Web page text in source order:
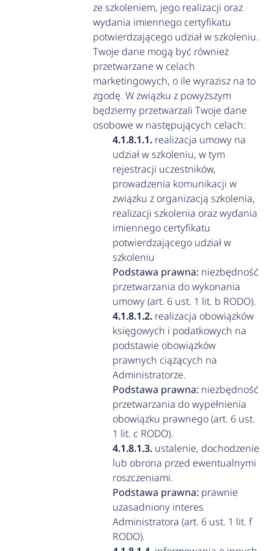
ze szkoleniem, jego realizacji oraz
wydania imiennego certyfikatu
potwierdzającego udział w szkoleniu.
Twoje dane mogą być również
przetwarzane w celach
marketingowych, o ile wyrazisz na to
zgodę. W związku z powyższym
będziemy przetwarzali Twoje dane
osobowe w następujących celach:
realizacja umowy na
udział w szkoleniu, w tym
rejestracji uczestników,
prowadzenia komunikacji w
związku z organizacją szkolenia,
realizacji szkolenia oraz wydania
imiennego certyfikatu
potwierdzającego udział w
szkoleniu
Podstawa prawna: niezbędność
przetwarzania do wykonania
umowy (art. 6 ust. 1 lit. b RODO).
realizacja obowiązków
księgowych i podatkowych na
podstawie obowiązków
prawnych ciążących na
Administratorze.
Podstawa prawna: niezbędność
przetwarzania do wypełnienia
obowiązku prawnego (art. 6 ust.
1 lit. c RODO).
ustalenie, dochodzenie
lub obrona przed ewentualnymi
roszczeniami.
Podstawa prawna: prawnie
uzasadniony interes
Administratora (art. 6 ust. 1 lit. f
RODO).